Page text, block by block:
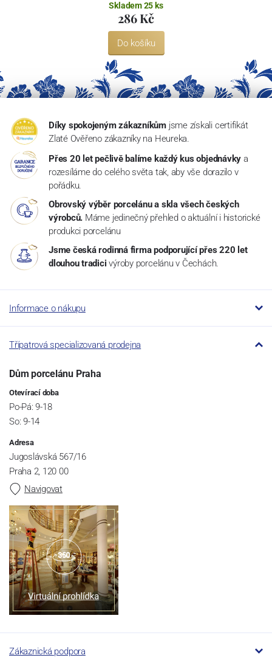
Skladem 25 ks
286 Kč
Do košíku
Díky spokojeným zákazníkům jsme získali certifikát
Zlaté Ověřeno zákazníky na Heureka.
Přes 20 let pečlivě balíme každý kus objednávky a
rozesíláme do celého světa tak, aby vše dorazilo v
pořádku.
Obrovský výběr porcelánu a skla všech českých
výrobců. Máme jedinečný přehled o aktuální i historické
produkci porcelánu
Jsme česká rodinná firma podporující přes 220 let
dlouhou tradici výroby porcelánu v Čechách.
Informace o nákupu
Třípatrová specializovaná prodejna
Dům porcelánu Praha
Otevírací doba
Po-Pá: 9-18
So: 9-14
Adresa
Jugoslávská 567/16
Praha 2, 120 00
Navigovat
Zákaznická podpora